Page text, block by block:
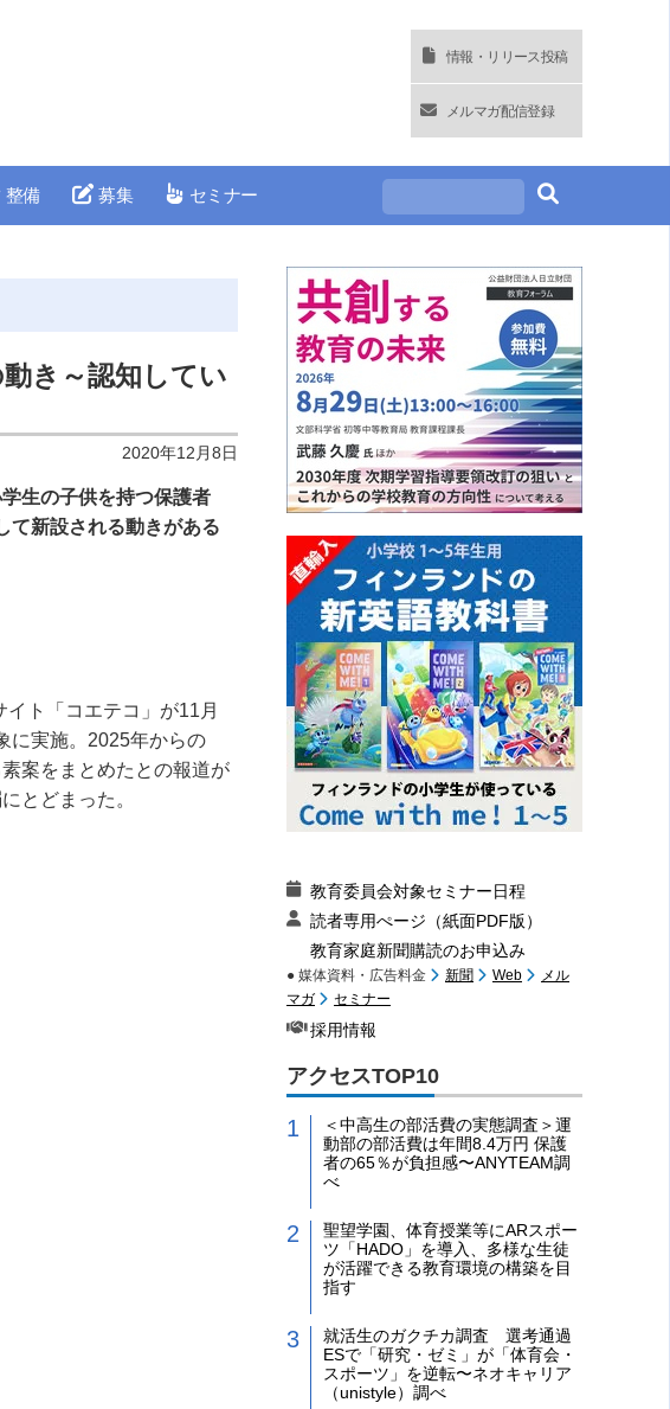
情報・リリース投稿
メルマガ配信登録
整備 募集 セミナー
き～認知してい
2020年12月8日
生の子供を持つ保護者
て新設される動きがある
イト「コエテコ」が11 月
実施。 2025年からの
案をまとめたとの報道が
とどまった。
教育委員会対象セミナー日程
読者専用ぺージ（紙面PDF版）
教育家庭新聞購読のお申込み
● 媒体資料・広告料金 新聞 Web
メル
マガ
セミナー
採用情報
アクセスTOP10
＜中高生の部活費の実態調査＞運
動部の部活費は年間8.4万円 保護
者の65％が負担感〜ANYTEAM調
べ
聖望学園、体育授業等にARスポー
ツ「HADO」を導入、多様な生徒
が活躍できる教育環境の構築を目
指す
就活生のガクチカ調査 選考通過
ESで「研究・ゼミ」が「体育会・
スポーツ」を逆転〜ネオキャリア
（unistyle）調べ